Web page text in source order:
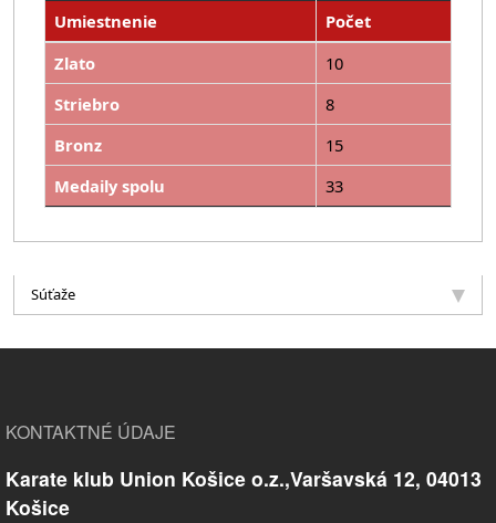
Umiestnenie
Počet
Zlato
10
Striebro
8
Bronz
15
Medaily spolu
33
Súťaže
KONTAKTNÉ ÚDAJE
Karate klub Union Košice o.z.,Varšavská 12, 04013
Košice